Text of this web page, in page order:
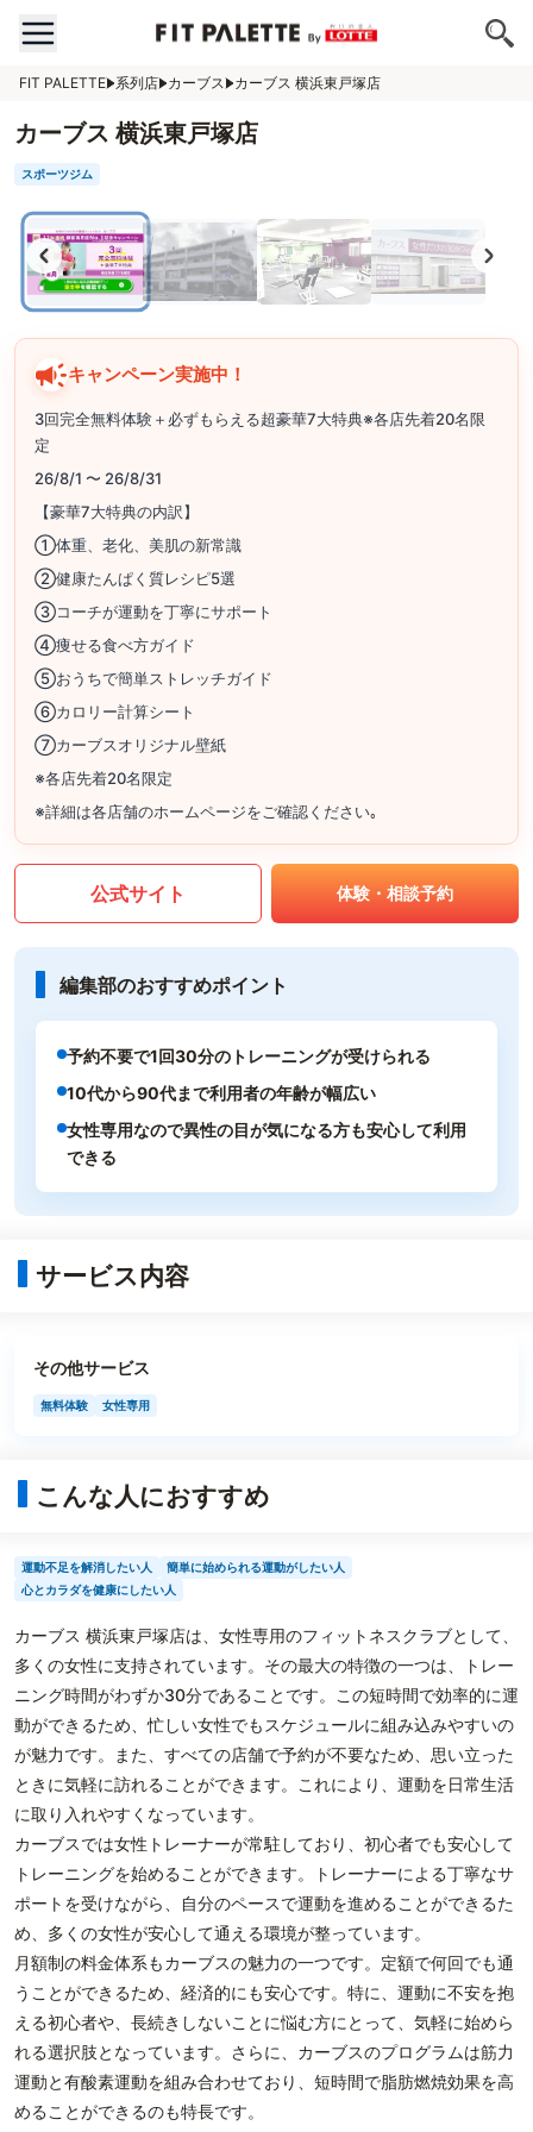
FIT PALETTE 系列店 カーブス カーブス 横浜東戸塚店
カーブス 横浜東戸塚店
スポーツジム
キャンペーン実施中！
3回完全無料体験＋必ずもらえる超豪華7大特典※各店先着20名限
定
26/8/1 〜 26/8/31
【豪華7大特典の内訳】
①体重、老化、美肌の新常識
②健康たんぱく質レシピ5選
③コーチが運動を丁寧にサポート
④痩せる食べ方ガイド
⑤おうちで簡単ストレッチガイド
⑥カロリー計算シート
⑦カーブスオリジナル壁紙
※各店先着20名限定
※詳細は各店舗のホームページをご確認ください｡
公式サイト 体験・相談予約
編集部のおすすめポイント
予約不要で1回30分のトレーニングが受けられる
10代から90代まで利用者の年齢が幅広い
女性専用なので異性の目が気になる方も安心して利用
できる
サービス内容
その他サービス
無料体験 女性専用
こんな人におすすめ
運動不足を解消したい人
簡単に始められる運動がしたい人
心とカラダを健康にしたい人
カーブス 横浜東戸塚店は、女性専用のフィットネスクラブとして、
多くの女性に支持されています。その最大の特徴の一つは、トレー
ニング時間がわずか30分であることです。この短時間で効率的に運
動ができるため、忙しい女性でもスケジュールに組み込みやすいの
が魅力です。また、すべての店舗で予約が不要なため、思い立った
ときに気軽に訪れることができます。これにより、運動を日常生活
に取り入れやすくなっています。
カーブスでは女性トレーナーが常駐しており、初心者でも安心して
トレーニングを始めることができます。トレーナーによる丁寧なサ
ポートを受けながら、自分のペースで運動を進めることができるた
め、多くの女性が安心して通える環境が整っています。
月額制の料金体系もカーブスの魅力の一つです。定額で何回でも通
うことができるため、経済的にも安心です。特に、運動に不安を抱
える初心者や、長続きしないことに悩む方にとって、気軽に始めら
れる選択肢となっています。さらに、カーブスのプログラムは筋力
運動と有酸素運動を組み合わせており、短時間で脂肪燃焼効果を高
めることができるのも特長です。